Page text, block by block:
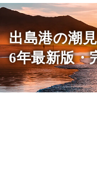
出島港の潮
6年最新版・